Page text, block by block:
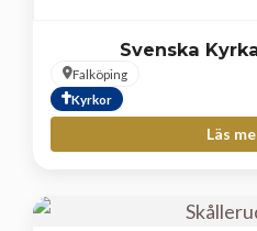
Svenska
Falköping
Kyrkor
Läs